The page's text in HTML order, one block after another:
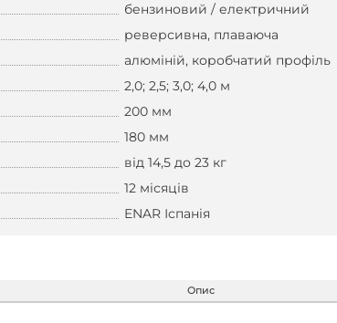
бензиновий / електричний
реверсивна, плаваюча
алюміній, коробчатий профіль
2,0; 2,5; 3,0; 4,0 м
200 мм
180 мм
від 14,5 до 23 кг
12 місяців
ENAR Іспанія
Опис